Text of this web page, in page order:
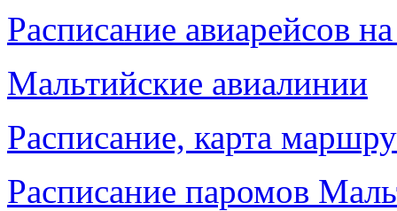
Расписание авиарейсов
Мальтийские авиалинии
Расписание, карта
Расписание паромов